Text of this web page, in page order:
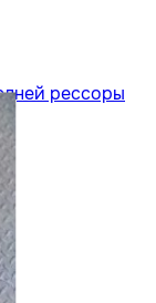
рессоры